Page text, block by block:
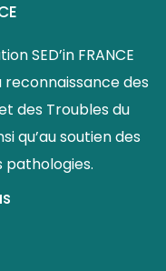
SED’in FRANCE
des
des Troubles du
qu’au soutien des